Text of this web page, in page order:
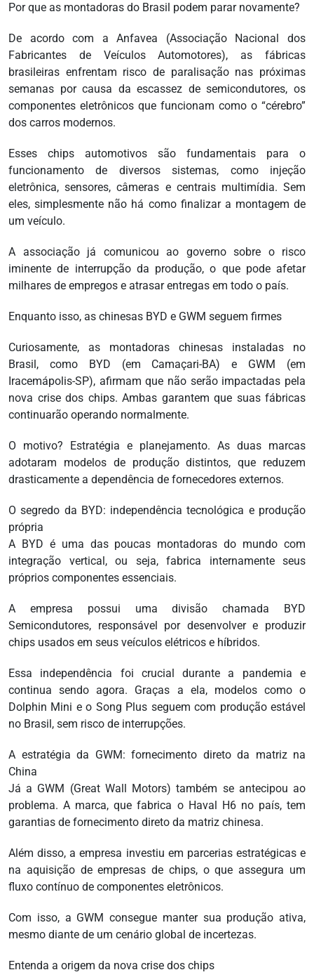
Por que as montadoras do Brasil podem parar novamente?
De acordo com a Anfavea (Associação Nacional dos
Fabricantes de Veículos Automotores), as fábricas
brasileiras enfrentam risco de paralisação nas próximas
semanas por causa da escassez de semicondutores, os
componentes eletrônicos que funcionam como o “cérebro”
dos carros modernos.
Esses chips automotivos são fundamentais para o
funcionamento de diversos sistemas, como injeção
eletrônica, sensores, câmeras e centrais multimídia. Sem
eles, simplesmente não há como finalizar a montagem de
um veículo.
A associação já comunicou ao governo sobre o risco
iminente de interrupção da produção, o que pode afetar
milhares de empregos e atrasar entregas em todo o país.
Enquanto isso, as chinesas BYD e GWM seguem firmes
Curiosamente, as montadoras chinesas instaladas no
Brasil, como BYD (em Camaçari-BA) e GWM (em
Iracemápolis-SP), afirmam que não serão impactadas pela
nova crise dos chips. Ambas garantem que suas fábricas
continuarão operando normalmente.
O motivo? Estratégia e planejamento. As duas marcas
adotaram modelos de produção distintos, que reduzem
drasticamente a dependência de fornecedores externos.
O segredo da BYD: independência tecnológica e produção
própria
A BYD é uma das poucas montadoras do mundo com
integração vertical, ou seja, fabrica internamente seus
próprios componentes essenciais.
A empresa possui uma divisão chamada BYD
Semicondutores, responsável por desenvolver e produzir
chips usados em seus veículos elétricos e híbridos.
Essa independência foi crucial durante a pandemia e
continua sendo agora. Graças a ela, modelos como o
Dolphin Mini e o Song Plus seguem com produção estável
no Brasil, sem risco de interrupções.
A estratégia da GWM: fornecimento direto da matriz na
China
Já a GWM (Great Wall Motors) também se antecipou ao
problema. A marca, que fabrica o Haval H6 no país, tem
garantias de fornecimento direto da matriz chinesa.
Além disso, a empresa investiu em parcerias estratégicas e
na aquisição de empresas de chips, o que assegura um
fluxo contínuo de componentes eletrônicos.
Com isso, a GWM consegue manter sua produção ativa,
mesmo diante de um cenário global de incertezas.
Entenda a origem da nova crise dos chips